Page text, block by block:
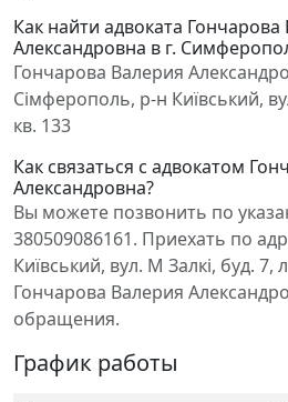
Как найти адвоката Гончарова
Александровна в г.
Гончарова Валерия
Сімферополь, р-н Київський,
кв. 133
Как связаться с адвокатом
Александровна?
Вы можете позвонить по
380509086161. Приехать по
Київський, вул. М Залкі, буд. 7,
Гончарова Валерия
обращения.
График работы